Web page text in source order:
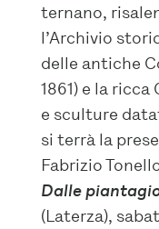
ternano,
l’Archivio
delle antiche
1861) e la
e sculture
si terrà la
Fabrizio
Dalle
(Laterza),